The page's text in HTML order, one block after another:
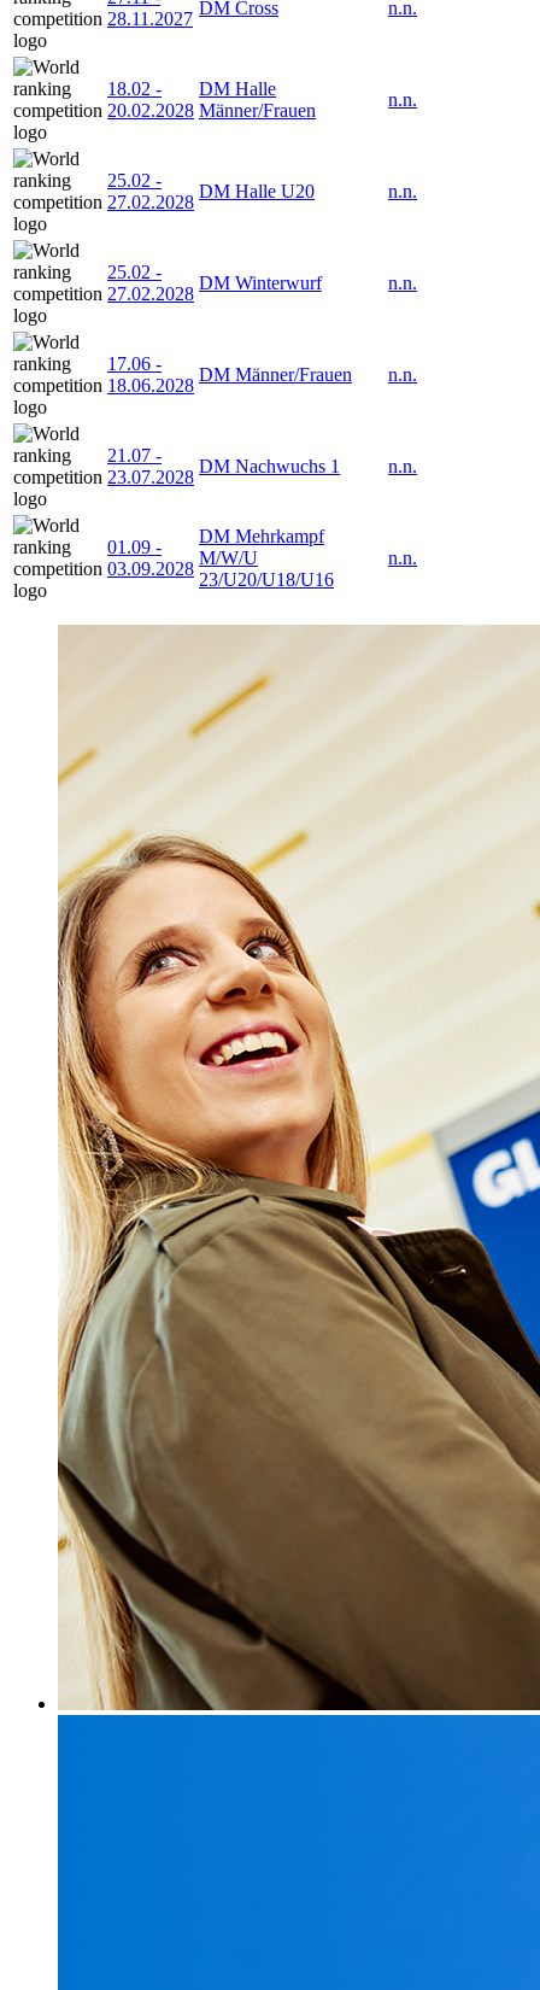
28.11.2027
DM Cross n.n.
18.02 -
20.02.2028
DM Halle
Männer/Frauen
n.n.
25.02 -
27.02.2028
DM Halle U20 n.n.
25.02 -
27.02.2028
DM Winterwurf n.n.
17.06 -
18.06.2028
DM Männer/Frauen n.n.
21.07 -
23.07.2028
DM Nachwuchs 1 n.n.
01.09 -
03.09.2028
DM Mehrkampf
M/W/U
23/U20/U18/U16
n.n.